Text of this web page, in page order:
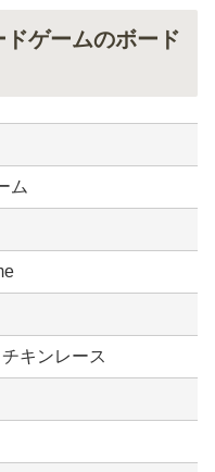
ゲームのボード
ム
キンレース